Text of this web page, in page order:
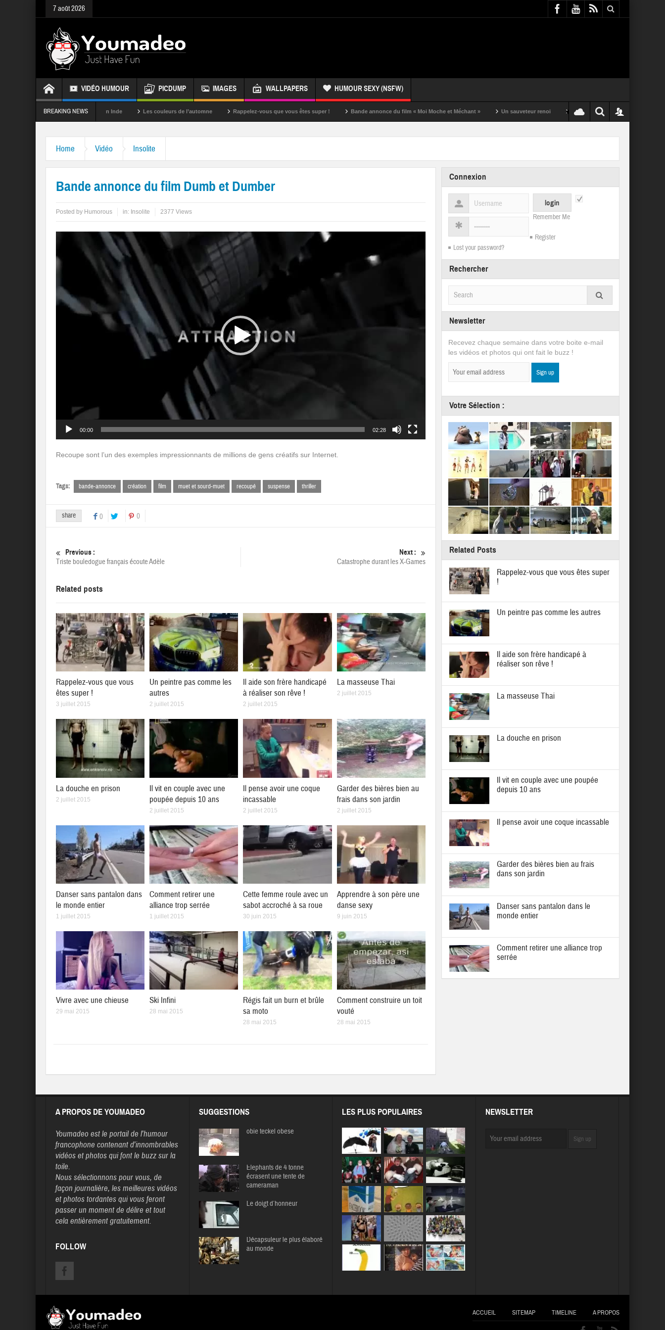
7 août 2026
VIDÉO HUMOUR PICDUMP IMAGES WALLPAPERS HUMOUR SEXY (NSFW)
BREAKING NEWS
La fête des couleurs en Inde Les couleurs de l’automne Rappelez-vous que vous êtes super ! Bande annonce du film « Moi Moche et Méchant » Un sauveteur renoi Un puching ball pas comme les autres
Home Vidéo Insolite
Bande annonce du film Dumb et Dumber
Posted by Humorous in: Insolite 2377 Views
00:00 02:28
Recoupe sont l’un des exemples impressionnants de millions de gens créatifs sur Internet.
Tags: bande-annonce création film muet et sourd-muet recoupé suspense thriller
share 0 0
Previous :
Triste bouledogue français écoute Adèle
Next :
Catastrophe durant les X-Games
Related posts
Rappelez-vous que vous
êtes super !
3 juillet 2015
Un peintre pas comme les
autres
2 juillet 2015
Il aide son frère handicapé
à réaliser son rêve !
2 juillet 2015
La masseuse Thai
2 juillet 2015
La douche en prison
2 juillet 2015
Il vit en couple avec une
poupée depuis 10 ans
2 juillet 2015
Il pense avoir une coque
incassable
2 juillet 2015
Garder des bières bien au
frais dans son jardin
2 juillet 2015
Danser sans pantalon dans
le monde entier
1 juillet 2015
Comment retirer une
alliance trop serrée
1 juillet 2015
Cette femme roule avec un
sabot accroché à sa roue
30 juin 2015
Apprendre à son père une
danse sexy
9 juin 2015
Vivre avec une chieuse
29 mai 2015
Ski Infini
28 mai 2015
Régis fait un burn et brûle
sa moto
28 mai 2015
Comment construire un toit
vouté
28 mai 2015
Connexion
Remember Me
Register
Lost your password?
Rechercher
Newsletter
Recevez chaque semaine dans votre boite e-mail
les vidéos et photos qui ont fait le buzz !
Votre Sélection :
Related Posts
Rappelez-vous que vous êtes super
!
Un peintre pas comme les autres
Il aide son frère handicapé à
réaliser son rêve !
La masseuse Thai
La douche en prison
Il vit en couple avec une poupée
depuis 10 ans
Il pense avoir une coque incassable
Garder des bières bien au frais
dans son jardin
Danser sans pantalon dans le
monde entier
Comment retirer une alliance trop
serrée
A PROPOS DE YOUMADEO
Youmadeo est le portail de l’humour
francophone contenant d’innombrables
vidéos et photos qui font le buzz sur la
toile.
Nous sélectionnons pour vous, de
façon journalière, les meilleures vidéos
et photos tordantes qui vous feront
passer un moment de délire et tout
cela entièrement gratuitement.
FOLLOW
SUGGESTIONS
obie teckel obese
Elephants de 4 tonne
écrasent une tente de
cameraman
Le doigt d’honneur
Décapsuleur le plus élaboré
au monde
LES PLUS POPULAIRES NEWSLETTER
ACCUEIL SITEMAP TIMELINE A PROPOS